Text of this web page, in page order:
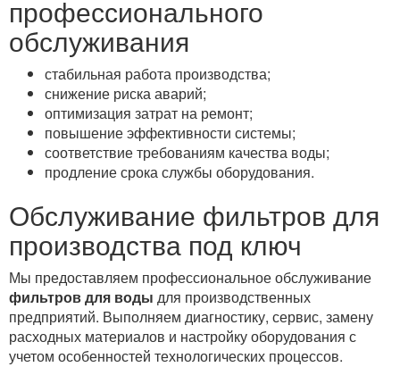
профессионального
обслуживания
стабильная работа производства;
снижение риска аварий;
оптимизация затрат на ремонт;
повышение эффективности системы;
соответствие требованиям качества воды;
продление срока службы оборудования.
Обслуживание фильтров для
производства под ключ
Мы предоставляем профессиональное обслуживание
фильтров для воды для производственных
предприятий. Выполняем диагностику, сервис, замену
расходных материалов и настройку оборудования с
учетом особенностей технологических процессов.